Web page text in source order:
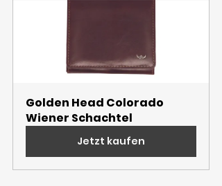
Golden Head Colorado
Wiener Schachtel
Jetzt kaufen